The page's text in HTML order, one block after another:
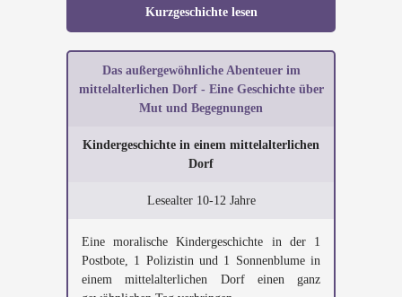
Kurzgeschichte lesen
Das außergewöhnliche Abenteuer im
mittelalterlichen Dorf - Eine Geschichte über
Mut und Begegnungen
Kindergeschichte in einem mittelalterlichen
Dorf
Lesealter 10-12 Jahre
Eine moralische Kindergeschichte in der 1
Postbote, 1 Polizistin und 1 Sonnenblume in
einem mittelalterlichen Dorf einen ganz